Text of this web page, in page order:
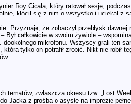
Roy Cicala, który ratował sesje,
kłócił się z nim o wszystko i uciekał z
Przyznaje, że zobaczył przebłysk
Był całkowicie w swoim żywiole –
mikrofonu. Wszyscy grali ten
tylko on potrafił zrobić. Nikt nie robił
tematów, zwłaszcza okresu tzw. „Lost
Jacka z prośbą o asystę na imprezie